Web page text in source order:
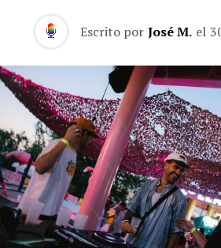
Escrito por José M. el